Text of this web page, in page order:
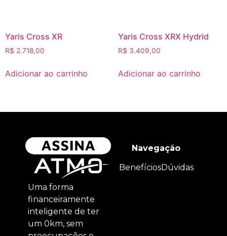
Yaris Cross XR
R$ 2.718,00
Adicionar ao carrinho
Yaris Cross XRX Hydrid
R$ 3.409,00
Adicionar ao carrinho
Uma forma
financeiramente
inteligente de ter
um 0km, sem
Navegação
BenefíciosDúvidas